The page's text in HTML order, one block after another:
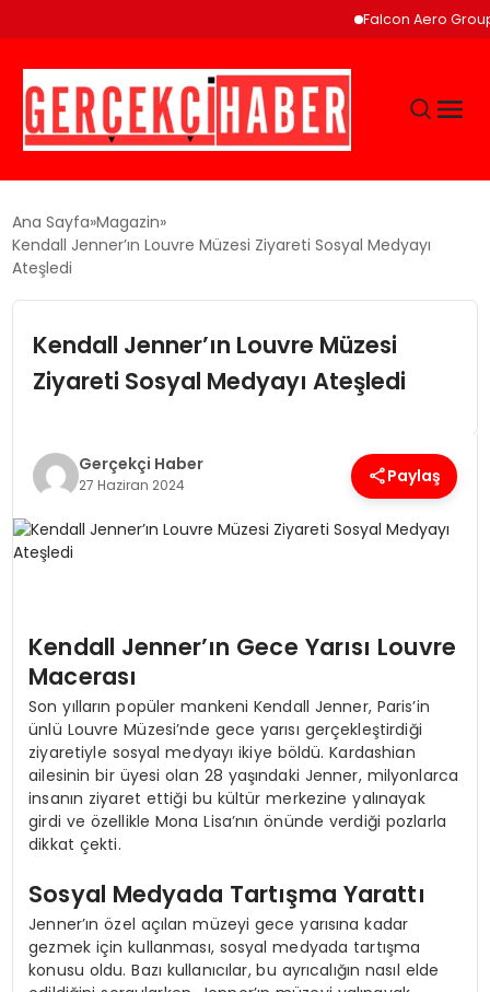
Falcon Aero Group,
GÜNCEL
EĞITIM
EKONOMI
SAĞLIK
SPOR
YAŞAM
Ana Sayfa Magazin
Kendall Jenner’ın Louvre Müzesi Ziyareti Sosyal Medyayı
Ateşledi
Kendall Jenner’ın Louvre Müzesi
Ziyareti Sosyal Medyayı Ateşledi
Gerçekçi Haber
27 Haziran 2024 Paylaş
Kendall Jenner’ın Gece Yarısı Louvre
Macerası
Son yılların popüler mankeni Kendall Jenner, Paris’in
ünlü Louvre Müzesi’nde gece yarısı gerçekleştirdiği
ziyaretiyle sosyal medyayı ikiye böldü. Kardashian
ailesinin bir üyesi olan 28 yaşındaki Jenner, milyonlarca
insanın ziyaret ettiği bu kültür merkezine yalınayak
girdi ve özellikle Mona Lisa’nın önünde verdiği pozlarla
dikkat çekti.
Sosyal Medyada Tartışma Yarattı
Jenner’ın özel açılan müzeyi gece yarısına kadar
gezmek için kullanması, sosyal medyada tartışma
konusu oldu. Bazı kullanıcılar, bu ayrıcalığın nasıl elde